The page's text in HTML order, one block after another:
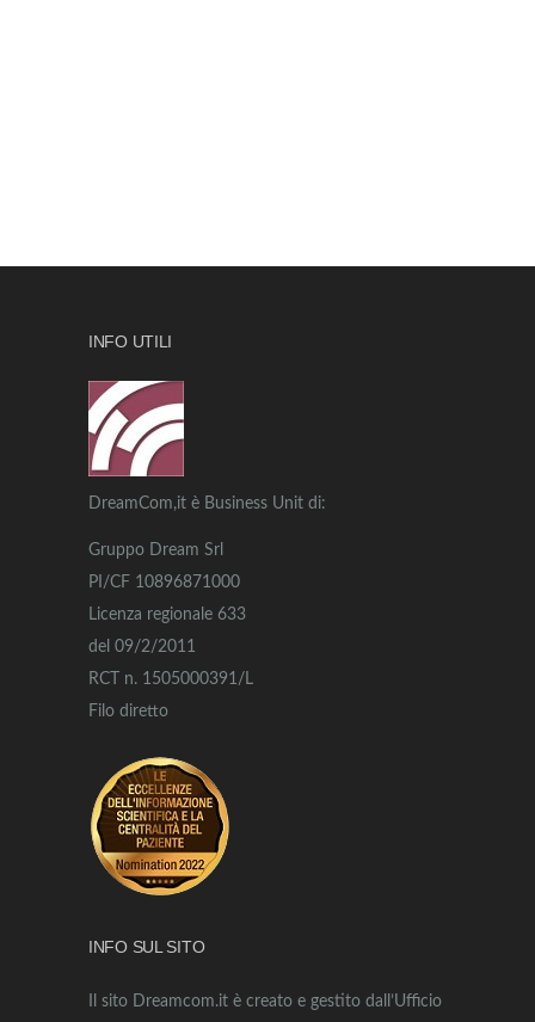
INFO UTILI
DreamCom,it è Business Unit di:
Gruppo Dream Srl
PI/CF 10896871000
Licenza regionale 633
del 09/2/2011
RCT n. 1505000391/L
Filo diretto
INFO SUL SITO
Il sito Dreamcom.it è creato e gestito dall’Ufficio